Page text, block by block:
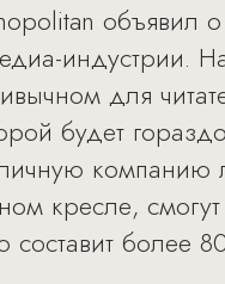
объявил
индустрии.
для
будет
кресле,
составит более